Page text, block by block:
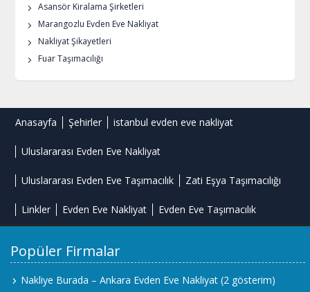
Asansör Kiralama Şirketleri
Marangozlu Evden Eve Nakliyat
Nakliyat Şikayetleri
Fuar Taşımacılığı
Anasayfa Şehirler istanbul evden eve nakliyat
Uluslararası Evden Eve Nakliyat
Uluslararası Evden Eve Taşımacılık Zati Eşya Taşımacılığı
Linkler Evden Eve Nakliyat Evden Eve Taşımacılık
Popüler Firmalar
Nakliye Burada – Ankara Evden Eve Nakliyat (2 gösterim)